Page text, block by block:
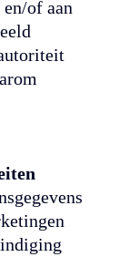
of aan